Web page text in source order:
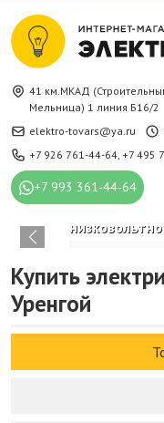
41 км.МКАД
Мельница) 1 линия Б16/2
elektro-tovars@ya.ru
+7 926 761-44-64, +7 495
+7 993 361-44-64
Новое
Купить
Уренгой